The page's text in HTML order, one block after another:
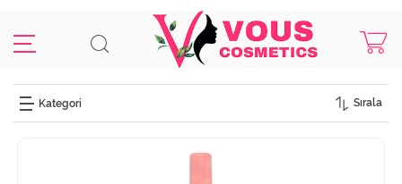
Sırala